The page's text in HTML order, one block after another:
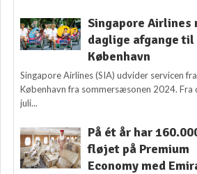
Singapore Airlines
daglige afgange til
København
Singapore Airlines (SIA) udvider servicen fra
København fra sommersæsonen 2024. Fra
juli...
På ét år har
fløjet på Premium
Economy med